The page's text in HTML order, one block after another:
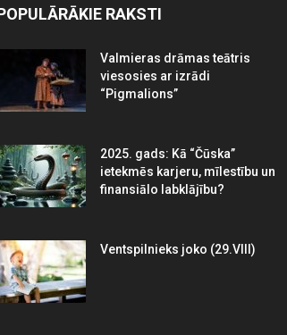
RAKSTI
Valmieras drāmas teātris
viesosies ar izrādi
“Pigmalions”
2025. gads: Kā “Čūska”
ietekmēs karjeru, mīlestību un
finansiālo labklājību?
Ventspilnieks joko (29.VIII)